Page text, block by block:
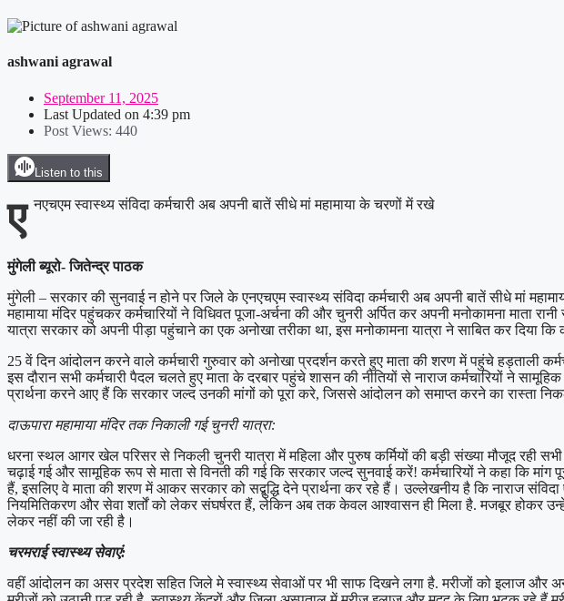
ashwani agrawal
September 11, 2025
Last Updated on 4:39 pm
Post Views: 440
Listen to this
ए नएचएम स्वास्थ्य संविदा कर्मचारी अब अपनी बातें सीधे मां महामाया के चरणों में रखे
मुंगेली ब्यूरो- जितेन्द्र पाठक
मुंगेली – सरकार की सुनवाई न होने पर जिले के एनएचएम स्वास्थ्य संविदा कर्मचारी अब अपनी बातें सीधे मां
महामाया मंदिर पहुंचकर कर्मचारियों ने विधिवत पूजा-अर्चना की और चुनरी अर्पित कर अपनी मनोकामना माता
यात्रा सरकार को अपनी पीड़ा पहुंचाने का एक अनोखा तरीका था, इस मनोकामना यात्रा ने साबित कर
25 वें दिन आंदोलन करने वाले कर्मचारी गुरुवार को अनोखा प्रदर्शन करते हुए माता की शरण में पहुंचे हड़ताली
इस दौरान सभी कर्मचारी पैदल चलते हुए माता के दरबार पहुंचे शासन की नीतियों से नाराज कर्मचारियों ने
प्रार्थना करने आए हैं कि सरकार जल्द उनकी मांगों को पूरा करे, जिससे आंदोलन को समाप्त करने का रास्ता
दाऊपारा महामाया मंदिर तक निकाली गई चुनरी यात्रा:
धरना स्थल आगर खेल परिसर से निकली चुनरी यात्रा में महिला और पुरुष कर्मियों की बड़ी संख्या मौजूद रही
चढ़ाई गई और सामूहिक रूप से माता से विनती की गई कि सरकार जल्द सुनवाई करें! कर्मचारियों ने कहा कि
हैं, इसलिए वे माता की शरण में आकर सरकार को सद्बुद्धि देने प्रार्थना कर रहे हैं। उल्लेखनीय है कि नाराज
नियमितिकरण और सेवा शर्तों को लेकर संघर्षरत हैं, लेकिन अब तक केवल आश्वासन ही मिला है. मजबूर होकर उन्हें
लेकर नहीं की जा रही है।
चरमराई स्वास्थ्य सेवाएं:
वहीं आंदोलन का असर प्रदेश सहित जिले मे स्वास्थ्य सेवाओं पर भी साफ दिखने लगा है. मरीजों को इलाज और